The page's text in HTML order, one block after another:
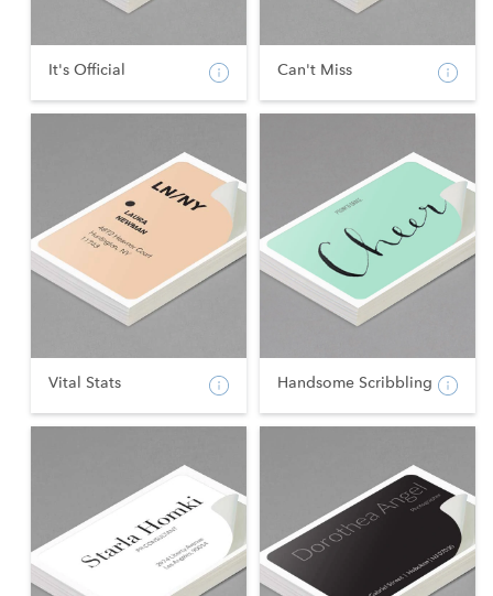
It's Official Can't Miss
Vital Stats Handsome Scribbling